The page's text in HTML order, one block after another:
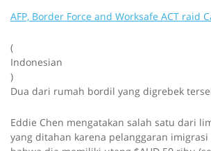
P
l
a
y
P
e
s
s
p
a
y
t
AFP, Border Force and Worksafe ACT raid
(
Indonesian
)
Dua dari rumah bordil yang digrebek
Eddie Chen mengatakan salah satu dari
yang ditahan karena pelanggaran imigrasi